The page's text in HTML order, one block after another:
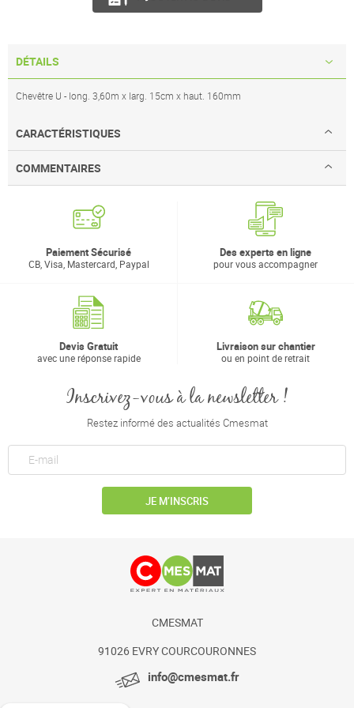
DÉTAILS
Chevêtre U - long. 3,60m x larg. 15cm x haut. 160mm
CARACTÉRISTIQUES
COMMENTAIRES
Paiement Sécurisé
CB, Visa, Mastercard, Paypal
Des experts en ligne
pour vous accompagner
Devis Gratuit
avec une réponse rapide
Livraison sur chantier
ou en point de retrait
Inscrivez-vous à la newsletter !
Restez informé des actualités Cmesmat
JE M’INSCRIS
CMESMAT
91026 EVRY COURCOURONNES
info@cmesmat.fr